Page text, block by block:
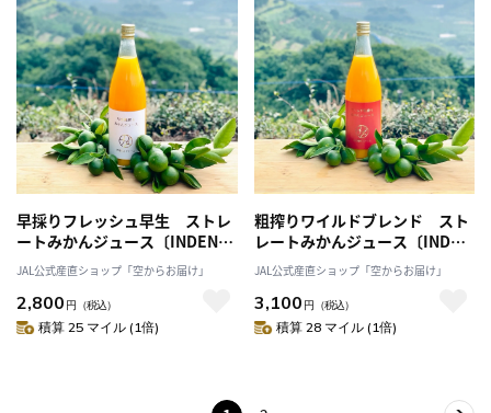
早採りフレッシュ早生 ストレ
ートみかんジュース〔INDENフ
ァーム株式会社〕
JAL公式産直ショップ「空からお届け」
2,800 円 （税込）
積算 25 マイル (1倍)
粗搾りワイルドブレンド スト
レートみかんジュース〔INDEN
ファーム株式会社〕
JAL公式産直ショップ「空からお届け」
3,100 円 （税込）
積算 28 マイル (1倍)